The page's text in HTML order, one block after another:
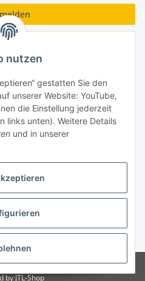
Sand
Versand
GmbH
byJTL-Shop
nutzen
gestatten Sie den
unserer Website: YouTube,
die Einstellung jederzeit
links unten). Weitere Details
und in unserer